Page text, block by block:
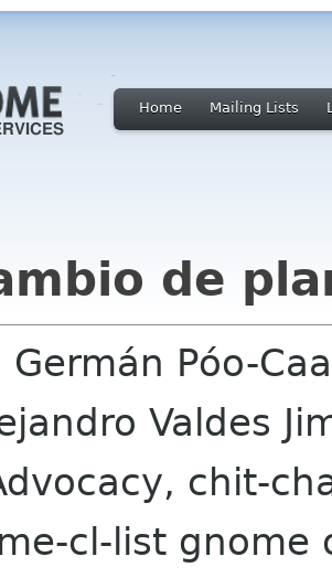
Home Mailing Lists
de
Germán Póo-
Valdes
chit-
cl-list gnome